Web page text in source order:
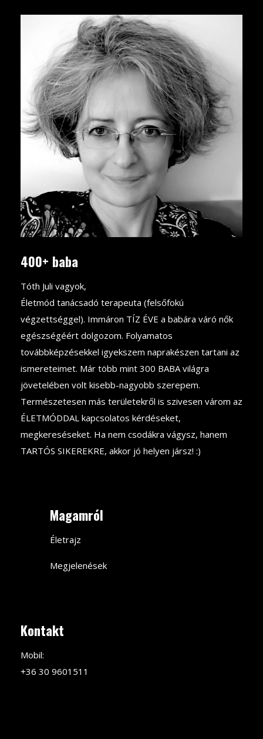
400+ baba
Tóth Juli vagyok,
Életmód tanácsadó terapeuta (felsőfokú
végzettséggel). Immáron TÍZ ÉVE a babára váró nők
egészségéért dolgozom. Folyamatos
továbbképzésekkel igyekszem naprakészen tartani az
ismereteimet. Már több mint 300 BABA világra
jövetelében volt kisebb-nagyobb szerepem.
Természetesen más területekről is szivesen várom az
ÉLETMÓDDAL kapcsolatos kérdéseket,
megkereséseket. Ha nem csodákra vágysz, hanem
TARTÓS SIKEREKRE, akkor jó helyen jársz! :)
Magamról
Életrajz
Megjelenések
Kontakt
Mobil:
+36 30 9601511